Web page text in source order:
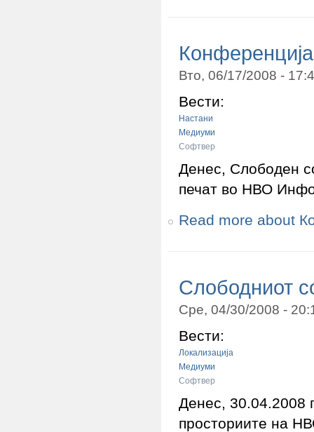
Вто, 06/17/2008 -
Вести:
Настани
Медиуми
Софтвер
Денес, Слободен
печат во НВО
Read more about
Слободниот
Сре, 04/30/2008 -
Вести:
Локализација
Медиуми
Софтвер
Денес, 30.04.2008
просториите на